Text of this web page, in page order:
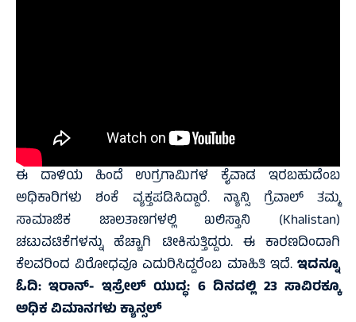
ಈ ದಾಳಿಯ ಹಿಂದೆ ಉಗ್ರಗಾಮಿಗಳ ಕೈವಾಡ ಇರಬಹುದೆಂಬ
ಅಧಿಕಾರಿಗಳು ಶಂಕೆ ವ್ಯಕ್ತಪಡಿಸಿದ್ದಾರೆ. ನ್ಯಾನ್ಸಿ ಗ್ರೆವಾಲ್ ತಮ್ಮ
ಸಾಮಾಜಿಕ ಜಾಲತಾಣಗಳಲ್ಲಿ ಖಲಿಸ್ತಾನಿ (Khalistan)
ಚಟುವಟಿಕೆಗಳನ್ನು ಹೆಚ್ಚಾಗಿ ಟೀಕಿಸುತ್ತಿದ್ದರು. ಈ ಕಾರಣದಿಂದಾಗಿ
ಕೆಲವರಿಂದ ವಿರೋಧವೂ ಎದುರಿಸಿದ್ದರೆಂಬ ಮಾಹಿತಿ ಇದೆ. ಇದನ್ನೂ
ಓದಿ: ಇರಾನ್- ಇಸ್ರೇಲ್ ಯುದ್ಧ: 6 ದಿನದಲ್ಲಿ 23 ಸಾವಿರಕ್ಕೂ
ಅಧಿಕ ವಿಮಾನಗಳು ಕ್ಯಾನ್ಸಲ್